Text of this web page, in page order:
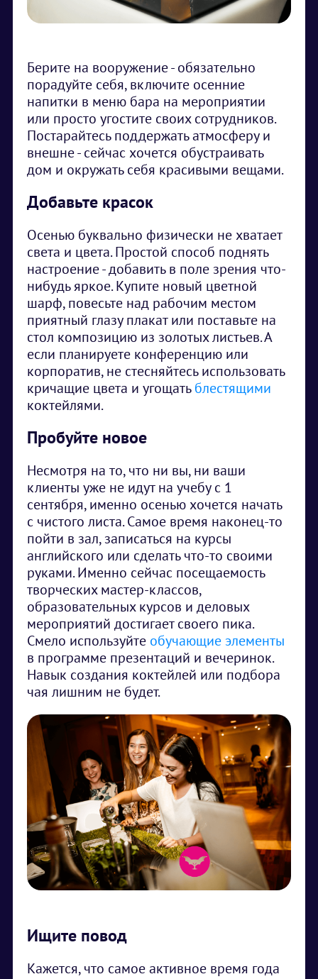
Берите на вооружение - обязательно
порадуйте себя, включите осенние
напитки в меню бара на мероприятии
или просто угостите своих сотрудников.
Постарайтесь поддержать атмосферу и
внешне - сейчас хочется обустраивать
дом и окружать себя красивыми вещами.
Добавьте красок
Осенью буквально физически не хватает
света и цвета. Простой способ поднять
настроение - добавить в поле зрения что-
нибудь яркое. Купите новый цветной
шарф, повесьте над рабочим местом
приятный глазу плакат или поставьте на
стол композицию из золотых листьев. А
если планируете конференцию или
корпоратив, не стесняйтесь использовать
кричащие цвета и угощатьблестящими
коктейлями.
Пробуйте новое
Несмотря на то, что ни вы, ни ваши
клиенты уже не идут на учебу с 1
сентября, именно осенью хочется начать
с чистого листа. Самое время наконец-то
пойти в зал, записаться на курсы
английского или сделать что-то своими
руками. Именно сейчас посещаемость
творческих мастер-классов,
образовательных курсов и деловых
мероприятий достигает своего пика.
Смело используйте обучающие элементы
в программе презентаций и вечеринок.
Навык создания коктейлей или подбора
чая лишним не будет.
Ищите повод
Кажется, что самое активное время года